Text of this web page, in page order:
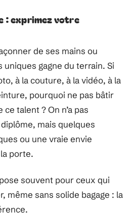
: exprimez votre
de ses mains ou
uniques gagne du terrain. Si
à la couture, à la vidéo, à la
pourquoi ne pas bâtir
talent ? On n’a pas
mais quelques
ou une vraie envie
porte.
souvent pour ceux qui
même sans solide bagage : la